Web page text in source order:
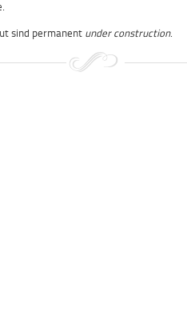
sind permanent under construction.